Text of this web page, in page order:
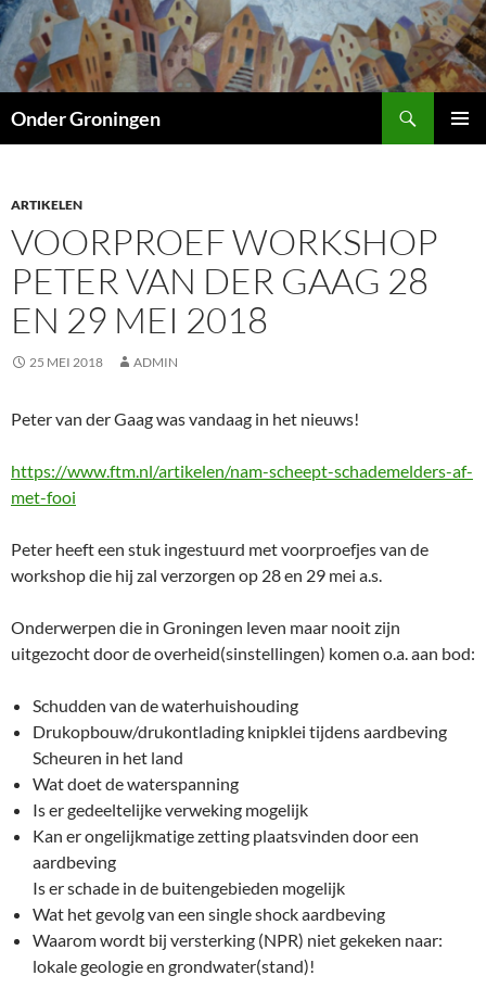
Ga
naar
de
inhoud
Onder Groningen
ARTIKELEN
VOORPROEF WORKSHOP
PETER VAN DER GAAG 28
EN 29 MEI 2018
25 MEI 2018 ADMIN
Peter van der Gaag was vandaag in het nieuws!
https://www.ftm.nl/artikelen/nam-scheept-schademelders-af-
met-fooi
Peter heeft een stuk ingestuurd met voorproefjes van de
workshop die hij zal verzorgen op 28 en 29 mei a.s.
Onderwerpen die in Groningen leven maar nooit zijn
uitgezocht door de overheid(sinstellingen) komen o.a. aan bod:
Schudden van de waterhuishouding
Drukopbouw/drukontlading knipklei tijdens aardbeving
Scheuren in het land
Wat doet de waterspanning
Is er gedeeltelijke verweking mogelijk
Kan er ongelijkmatige zetting plaatsvinden door een
aardbeving
Is er schade in de buitengebieden mogelijk
Wat het gevolg van een single shock aardbeving
Waarom wordt bij versterking (NPR) niet gekeken naar:
lokale geologie en grondwater(stand)!